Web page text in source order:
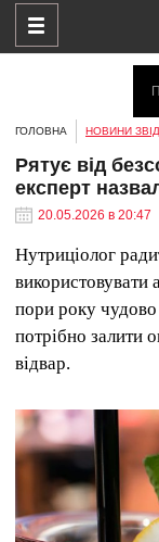
ГОЛОВНА НОВИНИ
Рятує від
експерт
20.05.2026 в 20:47
Нутриціолог
використовувати
пори року чудово
потрібно залити
відвар.